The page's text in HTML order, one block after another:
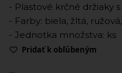
- Plastové krčné držiaky
- Farby: biela, žltá,
- Jednotka množstva: ks
Pridať k obľúbeným